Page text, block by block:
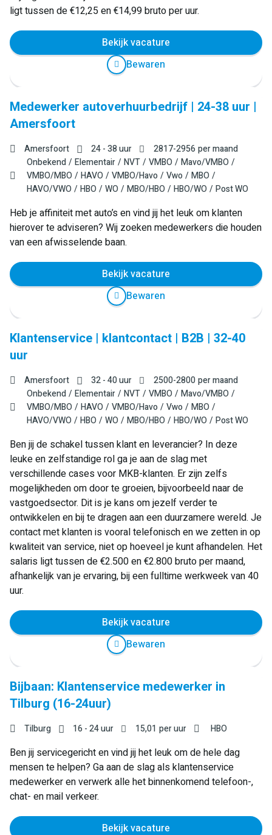
ligt tussen de €12,25 en €14,99 bruto per uur.
Bekijk vacature
Bewaren
Medewerker autoverhuurbedrijf | 24-38 uur |
Amersfoort
Amersfoort 24 - 38 uur 2817-2956 per maand
Onbekend
Elementair NVT VMBO
Mavo/VMBO
VMBO/MBO
HAVO VMBO/Havo Vwo
MBO
HAVO/VWO
HBO WO MBO/HBO HBO/WO Post WO
Heb je affiniteit met auto’s en vind jij het leuk om klanten
hierover te adviseren? Wij zoeken medewerkers die houden
van een afwisselende baan.
Bekijk vacature
Bewaren
Klantenservice | klantcontact | B2B | 32-40
uur
Amersfoort 32 - 40 uur 2500-2800per maand
Onbekend
Elementair NVT VMBO
Mavo/VMBO
VMBO/MBO
HAVO VMBO/Havo Vwo
MBO
HAVO/VWO
HBO WO MBO/HBO HBO/WO Post WO
Ben jij de schakel tussen klant en leverancier? In deze
leuke en zelfstandige rol ga je aan de slag met
verschillende cases voor MKB-klanten. Er zijn zelfs
mogelijkheden om door te groeien, bijvoorbeeld naar de
vastgoedsector. Dit is je kans om jezelf verder te
ontwikkelen en bij te dragen aan een duurzamere wereld. Je
contact met klanten is vooral telefonisch en we zetten in op
kwaliteit van service, niet op hoeveel je kunt afhandelen. Het
salaris ligt tussen de €2.500 en €2.800 bruto per maand,
afhankelijk van je ervaring, bij een fulltime werkweek van 40
uur.
Bekijk vacature
Bewaren
Bijbaan: Klantenservice medewerker in
Tilburg (16-24uur)
Tilburg 16 - 24 uur 15,01 per uur HBO
Ben jij servicegericht en vind jij het leuk om de hele dag
mensen te helpen? Ga aan de slag als klantenservice
medewerker en verwerk alle het binnenkomend telefoon-,
chat- en mail verkeer.
Bekijk vacature